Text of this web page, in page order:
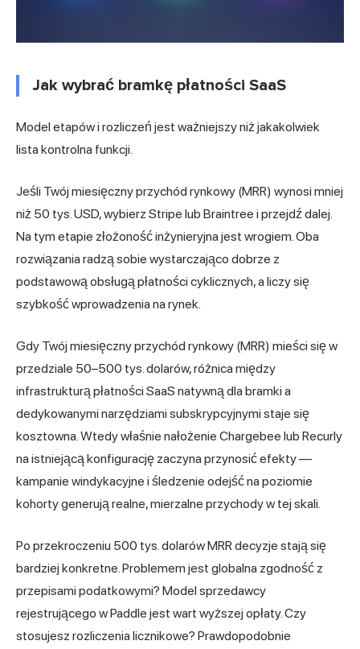
Jak wybrać bramkę płatności SaaS
Model etapów i rozliczeń jest ważniejszy niż jakakolwiek
lista kontrolna funkcji.
Jeśli Twój miesięczny przychód rynkowy (MRR) wynosi mniej
niż 50 tys. USD, wybierz Stripe lub Braintree i przejdź dalej.
Na tym etapie złożoność inżynieryjna jest wrogiem. Oba
rozwiązania radzą sobie wystarczająco dobrze z
podstawową obsługą płatności cyklicznych, a liczy się
szybkość wprowadzenia na rynek.
Gdy Twój miesięczny przychód rynkowy (MRR) mieści się w
przedziale 50–500 tys. dolarów, różnica między
infrastrukturą płatności SaaS natywną dla bramki a
dedykowanymi narzędziami subskrypcyjnymi staje się
kosztowna. Wtedy właśnie nałożenie Chargebee lub Recurly
na istniejącą konfigurację zaczyna przynosić efekty —
kampanie windykacyjne i śledzenie odejść na poziomie
kohorty generują realne, mierzalne przychody w tej skali.
Po przekroczeniu 500 tys. dolarów MRR decyzje stają się
bardziej konkretne. Problemem jest globalna zgodność z
przepisami podatkowymi? Model sprzedawcy
rejestrującego w Paddle jest wart wyższej opłaty. Czy
stosujesz rozliczenia licznikowe? Prawdopodobnie